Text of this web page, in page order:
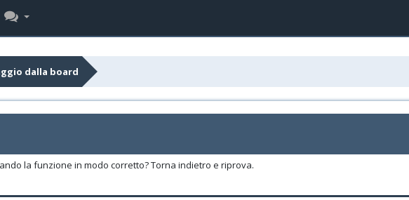
dalla board
la funzione in modo corretto? Torna indietro e riprova.